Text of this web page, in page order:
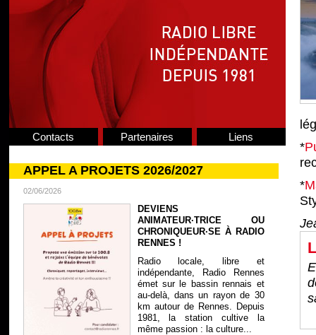
Contacts Partenaires Liens
APPEL A PROJETS 2026/2027
02/06/2026
DEVIENS
ANIMATEUR·TRICE OU
CHRONIQUEUR·SE À RADIO
RENNES !
Radio locale, libre et
indépendante, Radio Rennes
émet sur le bassin rennais et
au-delà, dans un rayon de 30
km autour de Rennes. Depuis
1981, la station cultive la
même passion : la culture...
*
*